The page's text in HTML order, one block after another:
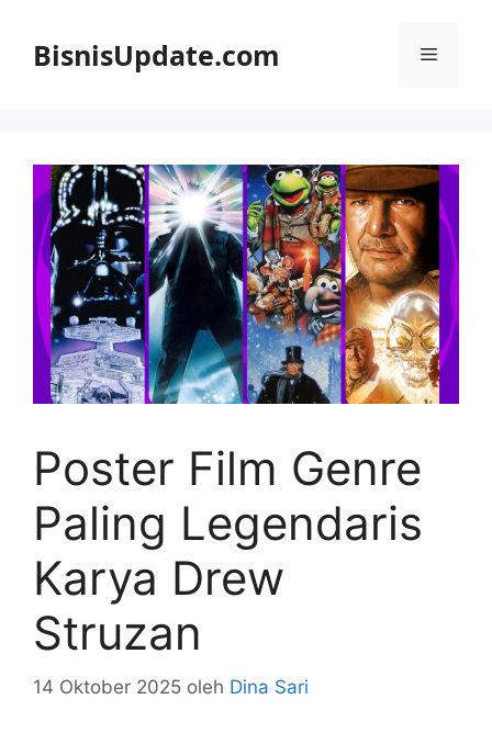
BisnisUpdate.com Menu
Poster Film Genre
Paling Legendaris
Karya Drew
Struzan
14 Oktober 2025 oleh Dina Sari